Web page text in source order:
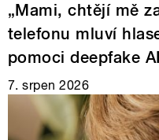
„Mami, chtějí mě
telefonu mluví
pomoci deepfake AI
7. srpen 2026